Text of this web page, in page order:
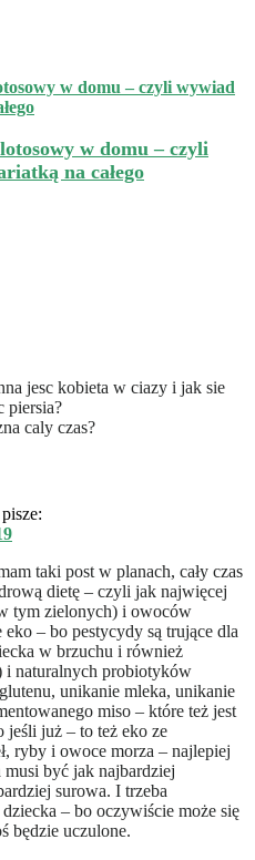
w domu – czyli
na całego
jesc kobieta w ciazy i jak sie
piersia?
caly czas?
pisze:
taki post w planach, cały czas
dietę – czyli jak najwięcej
tym zielonych) i owoców
– bo pestycydy są trujące dla
w brzuchu i również
i naturalnych probiotyków
unikanie mleka, unikanie
miso – które też jest
jeśli już – to też eko ze
ryby i owoce morza – najlepiej
być jak najbardziej
surowa. I trzeba
– bo oczywiście może się
będzie uczulone.